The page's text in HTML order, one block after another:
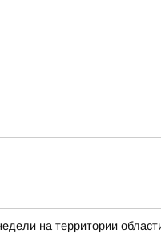
на территории